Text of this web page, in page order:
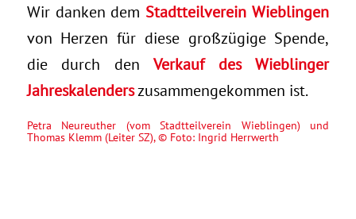
Wir danken dem Stadtteilverein Wieblingen
von Herzen für diese großzügige Spende,
die durch denVerkauf des Wieblinger
Jahreskalenderszusammengekommen ist.
Petra Neureuther (vom Stadtteilverein Wieblingen) und
Thomas Klemm (Leiter SZ), © Foto: Ingrid Herrwerth